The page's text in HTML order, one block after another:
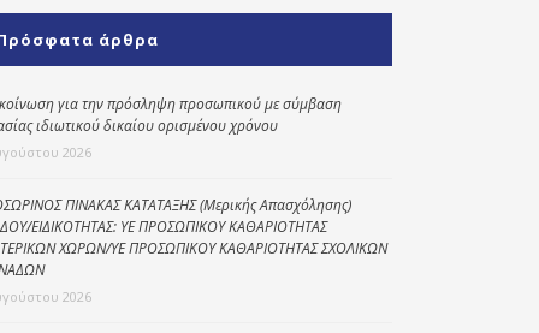
Κοινωνικό
παντοπωλείο
Kοινωνικό
φαρμακείο
Κέντρο Ημερήσιας
Φροντίδας
Ηλικιωμένων
(Κ.Η.Φ.Η.) Πρέβεζας
άρθρα
για την πρόσληψη προσωπικού με σύμβαση
ιδιωτικού δικαίου ορισμένου χρόνου
2026
ΠΙΝΑΚΑΣ ΚΑΤΑΤΑΞΗΣ (Μερικής Απασχόλησης)
ΕΙΔΙΚΟΤΗΤΑΣ: ΥΕ ΠΡΟΣΩΠΙΚΟΥ ΚΑΘΑΡΙΟΤΗΤΑΣ
ΧΩΡΩΝ/ΥΕ ΠΡΟΣΩΠΙΚΟΥ ΚΑΘΑΡΙΟΤΗΤΑΣ ΣΧΟΛΙΚΩΝ
2026